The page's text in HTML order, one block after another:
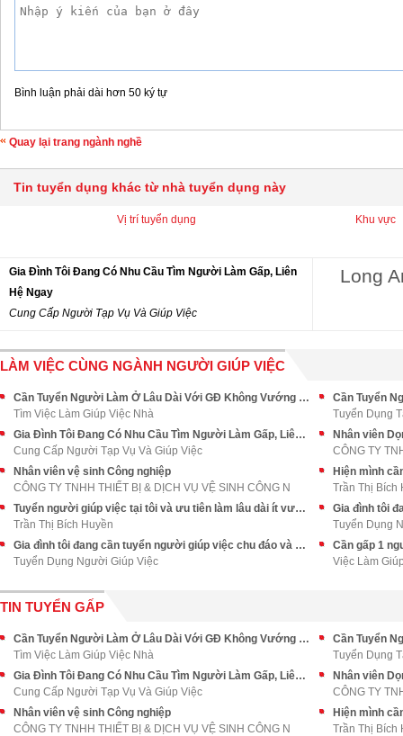
Bình luận phải dài hơn 50 ký tự
Quay lại trang ngành nghề
Tin tuyển dụng khác từ nhà tuyển dụng này
Vị trí tuyển dụng Khu vực
Gia Đình Tôi Đang Có Nhu Cầu Tìm Người Làm Gấp, Liên
Hệ Ngay
Cung Cấp Người Tạp Vụ Và Giúp Việc
Long
LÀM VIỆC CÙNG NGÀNH NGƯỜI GIÚP VIỆC
Cần Tuyển Người Làm Ở Lâu Dài Với GĐ Không Vướng Bận Quá Nhiều
Tìm Việc Làm Giúp Việc Nhà
Tuyển Dụng
Gia Đình Tôi Đang Có Nhu Cầu Tìm Người Làm Gấp, Liên Hệ Ngay
Cung Cấp Người Tạp Vụ Và Giúp Việc
Nhân viên
CÔNG TY
Nhân viên vệ sinh Công nghiệp
CÔNG TY TNHH THIẾT BỊ & DỊCH VỤ VỆ SINH CÔNG N
Trần Thị Bích
Tuyển người giúp việc tại tôi và ưu tiên làm lâu dài ít vướng bận GĐ
Trần Thị Bích Huyền
Tuyển Dụng
Gia đình tôi đang cần tuyển người giúp việc chu đáo và siêng năng
Tuyển Dụng Người Giúp Việc
Việc Làm
TIN TUYỂN GẤP
Cần Tuyển Người Làm Ở Lâu Dài Với GĐ Không Vướng Bận Quá Nhiều
Tìm Việc Làm Giúp Việc Nhà
Tuyển Dụng
Gia Đình Tôi Đang Có Nhu Cầu Tìm Người Làm Gấp, Liên Hệ Ngay
Cung Cấp Người Tạp Vụ Và Giúp Việc
Nhân viên
CÔNG TY
Nhân viên vệ sinh Công nghiệp
CÔNG TY TNHH THIẾT BỊ & DỊCH VỤ VỆ SINH CÔNG N
Trần Thị Bích